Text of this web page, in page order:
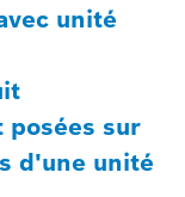
unité
posées sur
d'une unité